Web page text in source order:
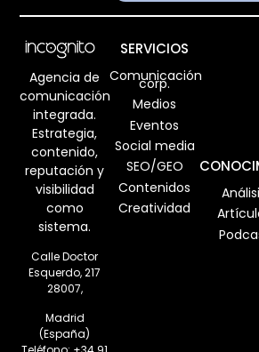
Agencia de
comunicación
integrada.
Estrategia,
contenido,
reputación y
visibilidad
como
sistema.
Calle Doctor
Esquerdo, 217
28007,
Madrid
(España)
SERVICIOS
Comunicación
corp.
Medios
Eventos
Social media
SEO/GEO
Contenidos
Creatividad